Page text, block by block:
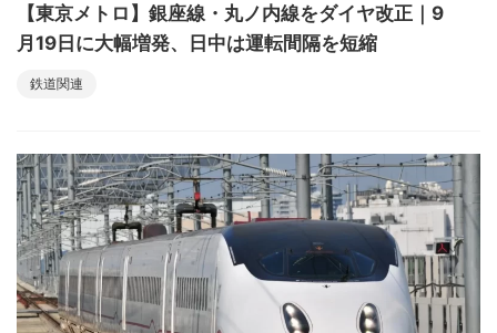
【東京メトロ】銀座線・丸ノ内線をダイヤ改正｜9
月19日に大幅増発、日中は運転間隔を短縮
鉄道関連